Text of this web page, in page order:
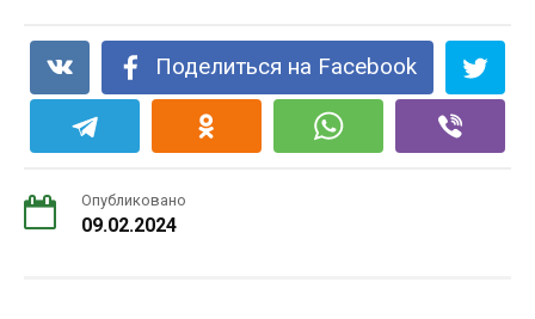
Поделиться на Facebook
Опубликовано
09.02.2024